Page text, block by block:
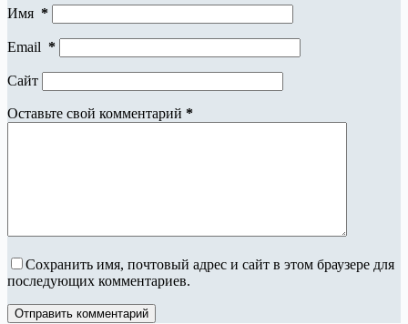
Имя *
Email *
Сайт
Оставьте свой комментарий *
Сохранить имя, почтовый адрес и сайт в этом браузере для
последующих комментариев.
Отправить комментарий